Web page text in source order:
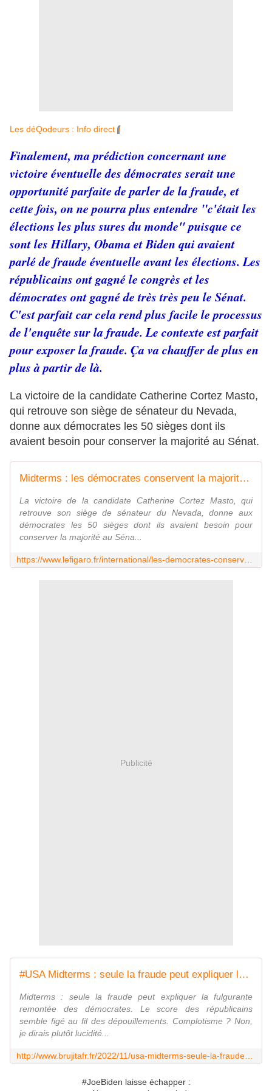
Les déQodeurs : Info direct ℹ️
Finalement, ma prédiction concernant une
victoire éventuelle des démocrates serait une
opportunité parfaite de parler de la fraude, et
cette fois, on ne pourra plus entendre "c'était les
élections les plus sures du monde" puisque ce
sont les Hillary, Obama et Biden qui avaient
parlé de fraude éventuelle avant les élections. Les
républicains ont gagné le congrès et les
démocrates ont gagné de très très peu le Sénat.
C'est parfait car cela rend plus facile le processus
de l'enquête sur la fraude. Le contexte est parfait
pour exposer la fraude. Ça va chauffer de plus en
plus à partir de là.
La victoire de la candidate Catherine Cortez Masto,
qui retrouve son siège de sénateur du Nevada,
donne aux démocrates les 50 sièges dont ils
avaient besoin pour conserver la majorité au Sénat.
Midterms : les démocrates conservent la majorité au Sénat, Joe Biden conforté
La victoire de la candidate Catherine Cortez Masto, qui
retrouve son siège de sénateur du Nevada, donne aux
démocrates les 50 sièges dont ils avaient besoin pour
conserver la majorité au Séna...
Publicité
#USA Midterms : seule la fraude peut expliquer la fulgurante remontée des démocrates - MOINS de BIENS PLUS de LIENS
Midterms : seule la fraude peut expliquer la fulgurante
remontée des démocrates. Le score des républicains
semble figé au fil des dépouillements. Complotisme ? Non,
je dirais plutôt lucidité...
#JoeBiden laisse échapper :